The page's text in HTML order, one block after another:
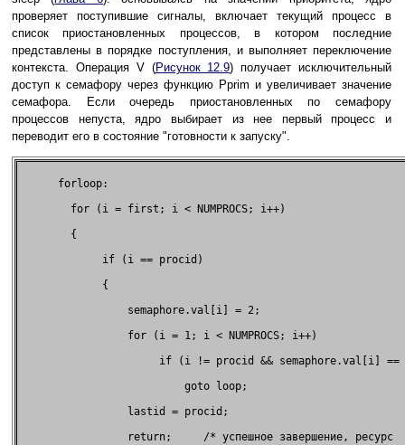
проверяет поступившие сигналы, включает текущий процесс в
список приостановленных процессов, в котором последние
представлены в порядке поступления, и выполняет переключение
контекста. Операция V (Рисунок 12.9) получает исключительный
доступ к семафору через функцию Pprim и увеличивает значение
семафора. Если очередь приостановленных по семафору
процессов непуста, ядро выбирает из нее первый процесс и
переводит его в состояние "готовности к запуску".
for (i = first; i < NUMPROCS;
if (i ==
semaphore.val[i] =
for (i = 1; i < NUMPROCS;
if (i != procid && semaphore.val[i]
goto
lastid =
return;     /* успешное завершение,